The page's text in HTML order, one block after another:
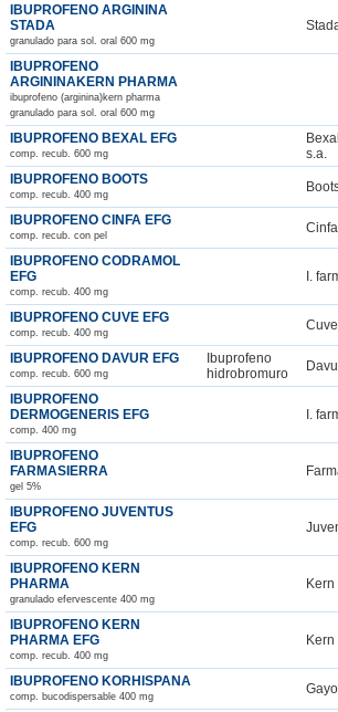
IBUPROFENO ARGININA
STADA
granulado para sol. oral 600 mg
IBUPROFENO
ARGININAKERN PHARMA
ibuprofeno (arginina)kern pharma
granulado para sol. oral 600 mg
IBUPROFENO BEXAL EFG
comp. recub. 600 mg
s.a.
IBUPROFENO BOOTS
comp. recub. 400 mg
IBUPROFENO CINFA EFG
comp. recub. con pel Cinfa
IBUPROFENO CODRAMOL
EFG
comp. recub. 400 mg
I.
IBUPROFENO CUVE EFG
comp. recub. 400 mg
IBUPROFENO DAVUR EFG
comp. recub. 600 mg
Ibuprofeno
hidrobromuro
IBUPROFENO
DERMOGENERIS EFG
comp. 400 mg
I.
IBUPROFENO
FARMASIERRA
gel 5%
IBUPROFENO JUVENTUS
EFG
comp. recub. 600 mg
IBUPROFENO KERN
PHARMA
granulado efervescente 400 mg
Kern
IBUPROFENO KERN
PHARMA EFG
comp. recub. 400 mg
Kern
IBUPROFENO KORHISPANA
comp. bucodispersable 400 mg